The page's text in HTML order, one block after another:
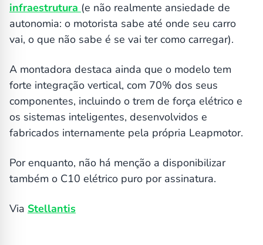
infraestrutura (e não realmente ansiedade de
autonomia: o motorista sabe até onde seu carro
vai, o que não sabe é se vai ter como carregar).
A montadora destaca ainda que o modelo tem
forte integração vertical, com 70% dos seus
componentes, incluindo o trem de força elétrico e
os sistemas inteligentes, desenvolvidos e
fabricados internamente pela própria Leapmotor.
Por enquanto, não há menção a disponibilizar
também o C10 elétrico puro por assinatura.
Via Stellantis